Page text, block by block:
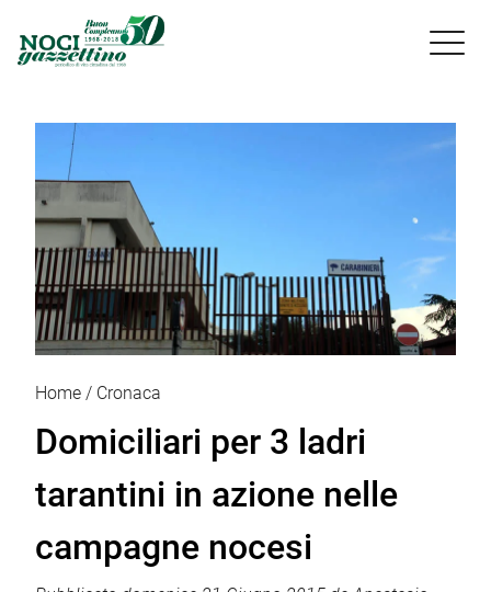

Home Cronaca
Domiciliari per 3 ladri
tarantini in azione nelle
campagne nocesi